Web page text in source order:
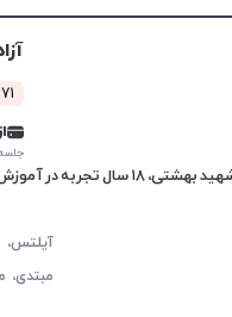
471
از
جلسه ۱
برای تمام سطوح، بهبود سریع در یادگیری.
مبتدی،